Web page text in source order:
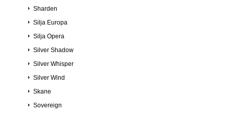
Sharden
Silja Europa
Silja Opera
Silver Shadow
Silver Whisper
Silver Wind
Skane
Sovereign